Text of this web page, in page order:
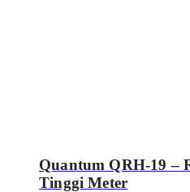
Quantum QRH-19 –
Tinggi Meter